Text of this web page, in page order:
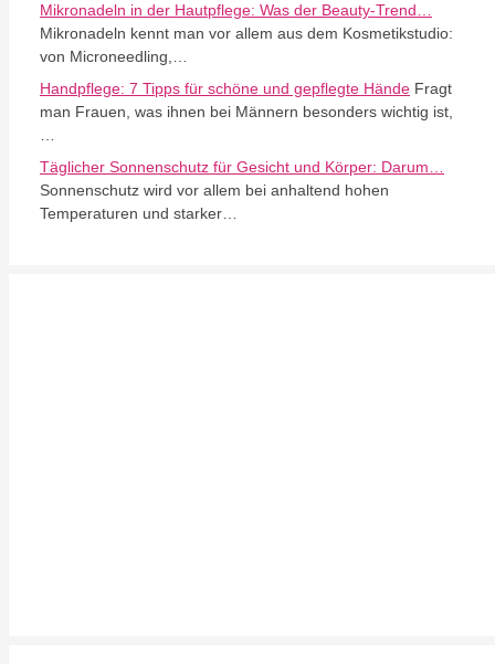
Mikronadeln in der Hautpflege: Was der Beauty-Trend…
Mikronadeln kennt man vor allem aus dem Kosmetikstudio:
von Microneedling,…
Handpflege: 7 Tipps für schöne und gepflegte Hände Fragt
man Frauen, was ihnen bei Männern besonders wichtig ist,
Täglicher Sonnenschutz für Gesicht und Körper: Darum…
Sonnenschutz wird vor allem bei anhaltend hohen
Temperaturen und starker…